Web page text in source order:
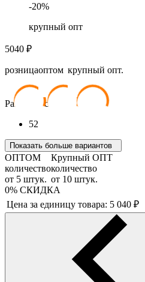
-20%
крупный опт
5040 ₽
розницаоптом крупный опт.
5 040 ₽ 4 536 ₽ 4 032 ₽
Размер костюма:
52
Показать больше вариантов
ОПТОМ
количество
от 5 штук.
Крупный ОПТ
количество
от 10 штук.
0% СКИДКА
Цена за единицу товара: 5 040 ₽